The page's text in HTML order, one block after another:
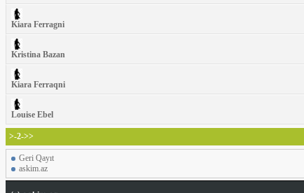
Kiara Ferragni
Kristina Bazan
Kiara Ferraqni
Louise Ebel
>-2->>
Geri Qayıt
askim.az